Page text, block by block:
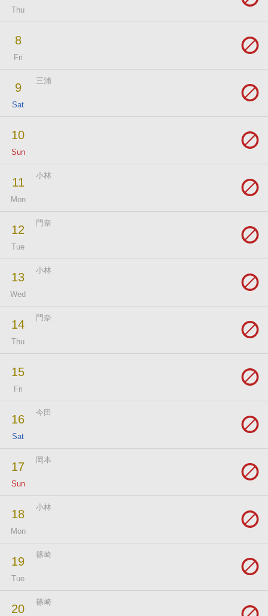
Thu
8
Fri
9
Sat
三浦
10
Sun
11
Mon
小林
12
Tue
門奈
13
Wed
小林
14
Thu
門奈
15
Fri
16
Sat
今田
17
Sun
岡本
18
Mon
小林
19
Tue
篠崎
20
篠崎